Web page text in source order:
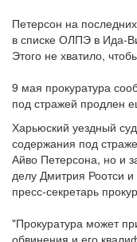
Петерсон на
в списке ОЛПЭ в Ида-
Этого не хватило,
9 мая прокуратура
под стражей продлен
Харьюский уездный
содержания под
Айво Петерсона, но и
делу Дмитрия Роотси
пресс-секретарь
"Прокуратура может
обвинения и его